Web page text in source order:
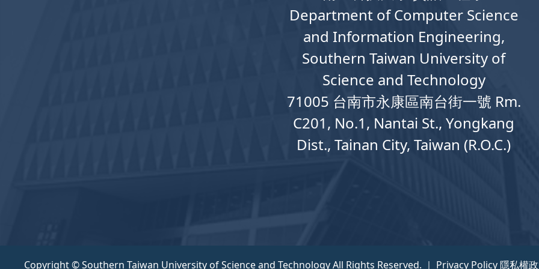
Department of Computer Science
and Information Engineering,
Southern Taiwan University of
Science and Technology
71005 台南市永康區南台街一號 Rm.
C201, No.1, Nantai St., Yongkang
Dist., Tainan City, Taiwan (R.O.C.)
Copyright © Southern Taiwan University of Science and Technology All Rights Reserved. ｜ Privacy Policy 隱私權